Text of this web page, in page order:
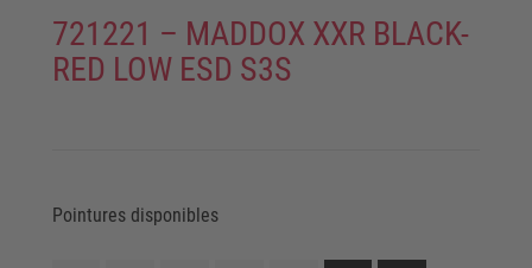
721221 – MADDOX XXR BLACK-
RED LOW ESD S3S
Pointures disponibles